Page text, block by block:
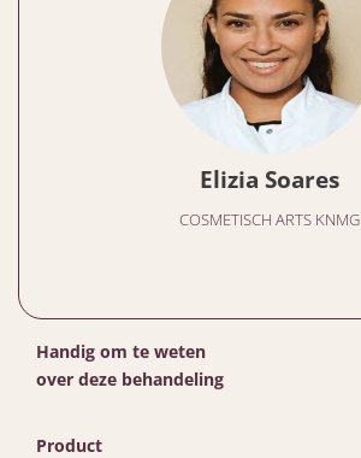
Elizia Soares
COSMETISCH ARTS KNMG
Handig om te weten
over deze behandeling
Product